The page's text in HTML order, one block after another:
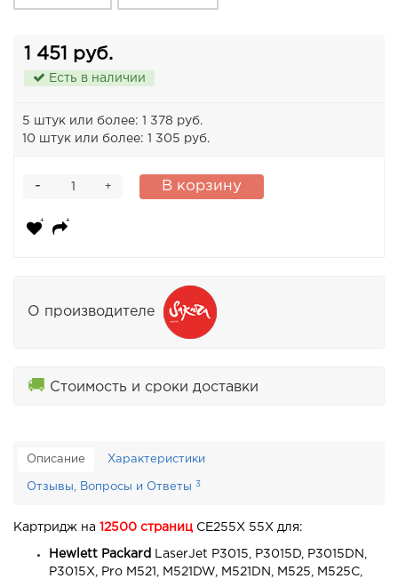
1 451 руб.
Есть в наличии
5 штук или более: 1 378 руб.
10 штук или более: 1 305 руб.
+
- В корзину
О производителе
🚚 Стоимость и сроки доставки
Описание Характеристики
Отзывы, Вопросы и Ответы 3
Картридж на 12500 страниц CE255X 55X для:
Hewlett Packard
LaserJet P3015, P3015D, P3015DN,
P3015X, Pro M521, M521DW, M521DN, M525, M525C,